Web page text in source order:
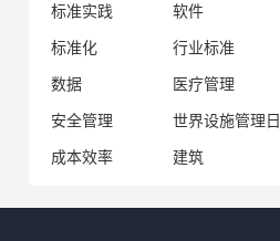
标准实践
软件
标准化
行业标准
数据
医疗管理
安全管理
世界设施管理日
成本效率
建筑